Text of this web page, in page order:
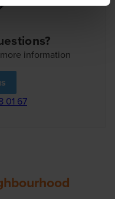
information
01 67